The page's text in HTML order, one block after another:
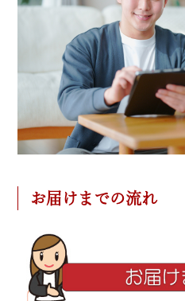
お届けまでの流れ